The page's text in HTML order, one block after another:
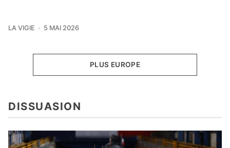
LA VIGIE 5 MAI 2026
PLUS EUROPE
DISSUASION